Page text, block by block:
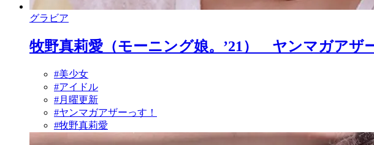
グラビア
牧野真莉愛（モーニング娘。’21） ヤンマガアザ
#美少女
#アイドル
#月曜更新
#ヤンマガアザーっす！
#牧野真莉愛